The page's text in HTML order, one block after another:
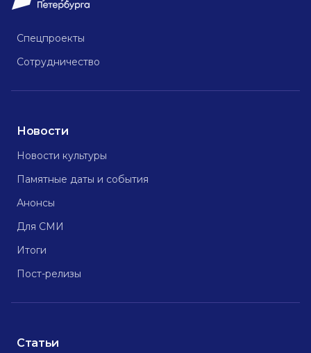
Спецпроекты
Сотрудничество
Новости
Новости культуры
Памятные даты и события
Анонсы
Для СМИ
Итоги
Пост-релизы
Статьи